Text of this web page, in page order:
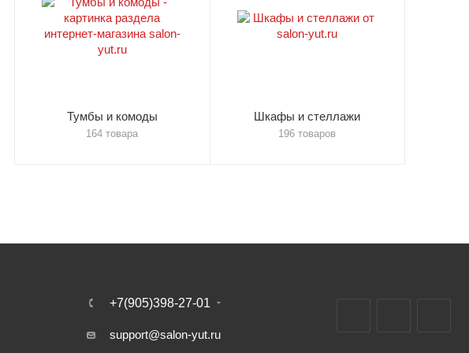
Тумбы и комоды
164 товара
Шкафы и стеллажи
196 товаров
+7(905)398-27-01
support@salon-yut.ru